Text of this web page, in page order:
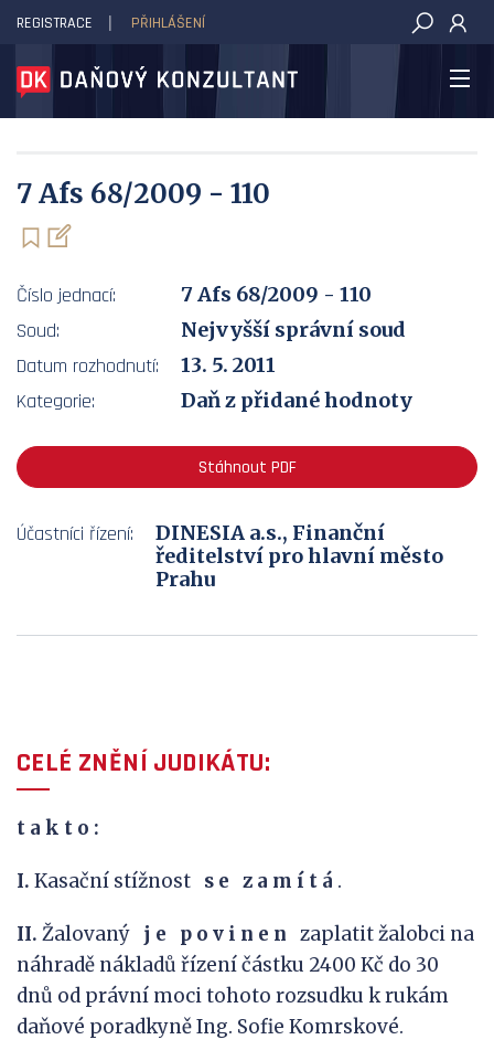
DAŇOVÝ KONZULTANT
REGISTRACE PŘIHLÁŠENÍ
7 Afs 68/2009 - 110
Číslo jednací:
7 Afs 68/2009 - 110
Soud:
Nejvyšší správní soud
Datum rozhodnutí:
13. 5. 2011
Kategorie:
Daň z přidané hodnoty
Stáhnout PDF
Účastníci řízení:
DINESIA a.s., Finanční
ředitelství pro hlavní město
Prahu
CELÉ ZNĚNÍ JUDIKÁTU:
t a k t o :
I. Kasační stížnost s e z a m í t á .
II. Žalovaný j e p o v i n e n zaplatit žalobci na
náhradě nákladů řízení částku 2400 Kč do 30
dnů od právní moci tohoto rozsudku k rukám
daňové poradkyně Ing. Sofie Komrskové.